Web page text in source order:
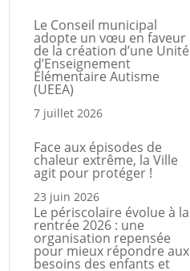
Le Conseil municipal
adopte un vœu en faveur
de la création d’une Unité
d’Enseignement
Élémentaire Autisme
(UEEA)
7 juillet 2026
Face aux épisodes de
chaleur extrême, la Ville
agit pour protéger !
23 juin 2026
Le périscolaire évolue à la
rentrée 2026 : une
organisation repensée
pour mieux répondre aux
besoins des enfants et